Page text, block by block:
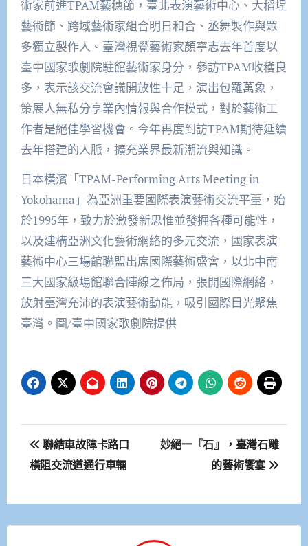
術家前進TPAM藝穗節，臺北表演藝術中心、大稻埕
藝術節、跨域藝術家組合明日和合、丞舞製作與眾
多獨立製作人。臺灣視覺藝術家顏寧志去年首度以
臺中國家歌劇院駐館藝術家身分，參訪TPAM收穫良
多，表示該交流會議開放性十足，演出包羅萬象，
策展人無私分享業內情報與合作模式，對於藝術工
作者是絕佳學習機會。今年再度到訪TPAM期待延續
去年搭建的人脈，擴充業界最新潮流與知識。
日本橫濱「TPAM-Performing Arts Meeting in
Yokohama」為亞洲重要國際表演藝術交流平臺，始
於1995年，致力於激發新思惟並發掘各種可能性，
以及建構亞洲文化藝術網絡的多元交流，國家表演
藝術中心三場館聯盟出席國際藝術盛會，以北中南
三大國家級場館聯合陣線之佈局，張開國際網絡，
放射臺灣充沛的表演藝術動能，吸引國際目光聚焦
臺灣。圖/臺中國家歌劇院提供
文
章
覽
聯結車故障卡路口
橫阻交流道通行車輛
妙絕一『石』，臺灣石雕
的藝術饗宴